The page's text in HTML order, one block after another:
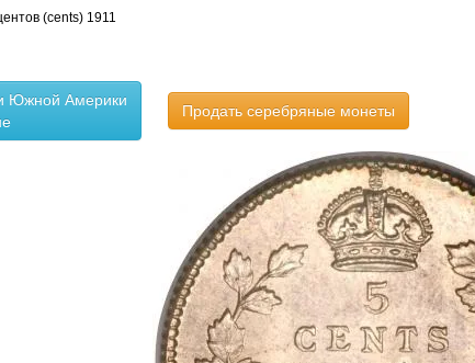
(cents) 1911
Южной Америки
Продать серебряные монеты